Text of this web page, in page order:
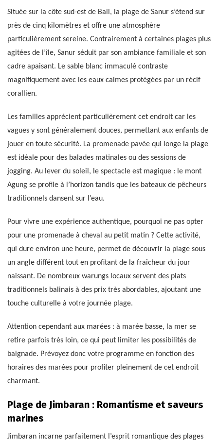
Située sur la côte sud-est de Bali, la plage de Sanur s’étend sur
près de cinq kilomètres et offre une atmosphère
particulièrement sereine. Contrairement à certaines plages plus
agitées de l’île, Sanur séduit par son ambiance familiale et son
cadre apaisant. Le sable blanc immaculé contraste
magnifiquement avec les eaux calmes protégées par un récif
corallien.
Les familles apprécient particulièrement cet endroit car les
vagues y sont généralement douces, permettant aux enfants de
jouer en toute sécurité. La promenade pavée qui longe la plage
est idéale pour des balades matinales ou des sessions de
jogging. Au lever du soleil, le spectacle est magique : le mont
Agung se profile à l’horizon tandis que les bateaux de pêcheurs
traditionnels dansent sur l’eau.
Pour vivre une expérience authentique, pourquoi ne pas opter
pour une promenade à cheval au petit matin ? Cette activité,
qui dure environ une heure, permet de découvrir la plage sous
un angle différent tout en profitant de la fraîcheur du jour
naissant. De nombreux warungs locaux servent des plats
traditionnels balinais à des prix très abordables, ajoutant une
touche culturelle à votre journée plage.
Attention cependant aux marées : à marée basse, la mer se
retire parfois très loin, ce qui peut limiter les possibilités de
baignade. Prévoyez donc votre programme en fonction des
horaires des marées pour profiter pleinement de cet endroit
charmant.
Plage de Jimbaran : Romantisme et saveurs
marines
Jimbaran incarne parfaitement l’esprit romantique des plages